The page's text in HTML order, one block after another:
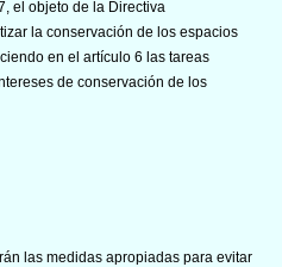
el objeto de la Directiva
la conservación de los espacios
en el artículo 6 las tareas
de conservación de los
las medidas apropiadas para evitar